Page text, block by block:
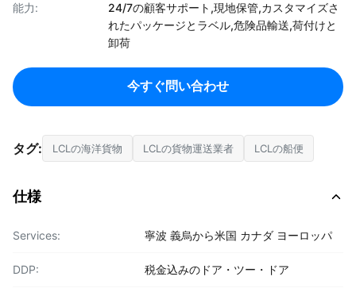
能力:
24/7の顧客サポート,現地保管,カスタマイズさ
れたパッケージとラベル,危険品輸送,荷付けと
卸荷
今すぐ問い合わせ
タグ: LCLの海洋貨物 LCLの貨物運送業者 LCLの船便
仕様
Services: 寧波 義烏から米国 カナダ ヨーロッパ
DDP: 税金込みのドア・ツー・ドア